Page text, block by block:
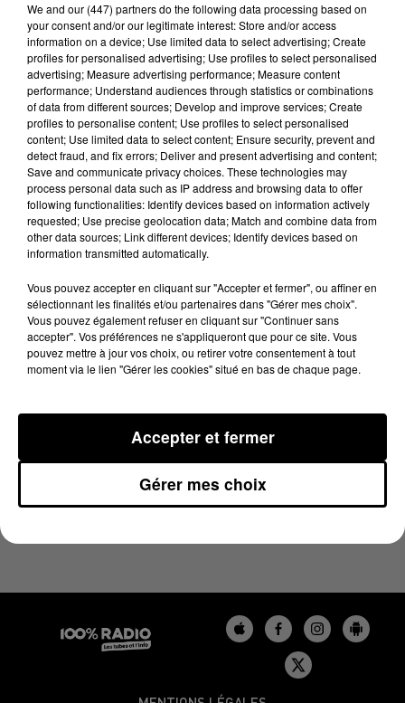
Lecture (1 min 14 sec)
100%
27 février 2024 - 1 min 14 sec
L'AGENDA DE L'AUDE DU 27/02/2024 À 07H50
We and our (447) partnersdo the following data processing based on
your consent and/or our legitimate interest: Store and/or access
information on a device; Use limited data to select advertising; Create
profiles for personalised advertising; Use profiles to select personalised
advertising; Measure advertising performance; Measure content
performance; Understand audiences through statistics or combinations
of data from different sources; Develop and improve services; Create
profiles to personalise content; Use profiles to select personalised
content; Use limited data to select content; Ensure security, prevent and
detect fraud, and fix errors; Deliver and present advertising and content;
Save and communicate privacy choices. These technologies may
process personal data such as IP address and browsing data to offer
following functionalities: Identify devices based on information actively
requested; Use precise geolocation data; Match and combine data from
other data sources; Link different devices; Identify devices based on
information transmitted automatically.
Vous pouvez accepter en cliquant sur "Accepter et fermer", ou affiner en
sélectionnant les finalités et/ou partenaires dans "Gérer mes choix".
Vous pouvez également refuser en cliquant sur "Continuer sans
accepter". Vos préférences ne s'appliqueront que pour ce site. Vous
pouvez mettre à jour vos choix, ou retirer votre consentement à tout
moment via le lien "Gérer les cookies" situé en bas de chaque page.
Gérer mes choix
Accepter et fermer